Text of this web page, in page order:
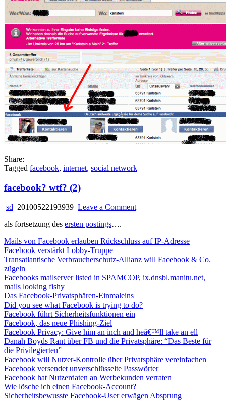
Share:
Tagged facebook, internet, social network
facebook? wtf? (2)
sd 20100522193939 Leave a Commenton
als fortsetzung des ersten postings….
Mails von Facebook erlauben Rückschluss auf IP-Adresse
Facebook verstärkt Lobby-Truppe
Transatlantische Verbraucherschutz-Allianz will Facebook & Co.
zügeln
Facebooks mailserver listed in SPAMCOP, ix.dnsbl.manitu.net,
mails looking fishy
Das Facebook-Privatsphären-Einmaleins
Did you see what Facebook is trying to do?
Facebook führt Sicherheitsfunktionen ein
Facebook, das neue Phishing-Ziel
Facebook Privacy: Give him an inch and heâ€™ll take an ell
Danah Boyds Rant über FB und die Privatsphäre: “Das Beste für
die Privilegierten”
Facebook will Nutzer-Kontrolle über Privatsphäre vereinfachen
Facebook versendet unverschlüsselte Passwörter
Facebook hat Nutzerdaten an Werbekunden verraten
Wie lösche ich einen Facebook-Account?
Sicherheitsbewusste Facebook-User erwägen Absprung